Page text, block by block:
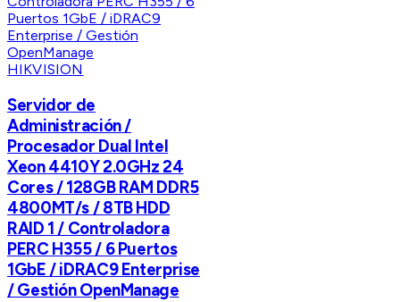
HIKVISION
Servidor de
Administración /
Procesador Dual Intel
Xeon 4410Y 2.0GHz 24
Cores / 128GB RAM DDR5
4800MT/s / 8TB HDD
RAID 1 / Controladora
PERC H355 / 6 Puertos
1GbE / iDRAC9 Enterprise
/ Gestión OpenManage